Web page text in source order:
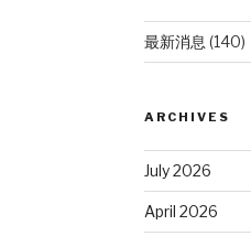
最新消息 (140)
ARCHIVES
July 2026
April 2026